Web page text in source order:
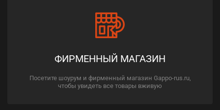
ФИРМЕННЫЙ МАГАЗИН
Посетите шоурум и фирменный магазин Gappo-rus.ru,
чтобы увидеть все товары вживую